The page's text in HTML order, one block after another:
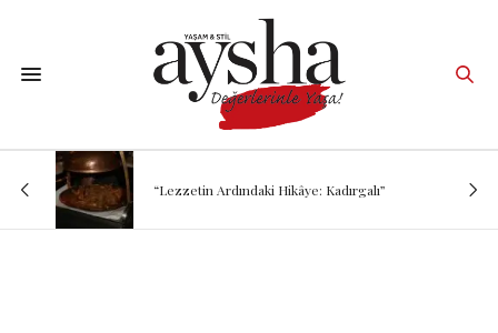
“Lezzetin Ardındaki Hikâye: Kadırgalı”